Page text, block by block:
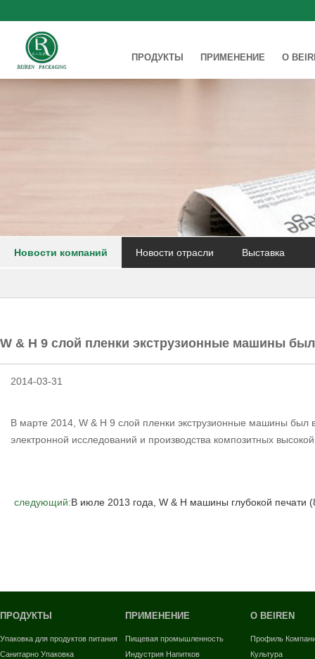
ПРОДУКТЫ ПРИМЕНЕНИЕ О
Новости компаний Новости отрасли Выставка
W & H 9 слой пленки экструзионные машины
2014-03-31
В марте 2014, W & H 9 слой пленки экструзионные машины был
электронной исследований и производства композитных
следующий:В июле 2013 года, W & H машины глубокой печати
ПРОДУКТЫ
Упаковка для продуктов питания
Санитарно Упаковка
ПРИМЕНЕНИЕ
Пищевая промышленность
Индустрия Напитков
О BEIREN
Профиль
Культура